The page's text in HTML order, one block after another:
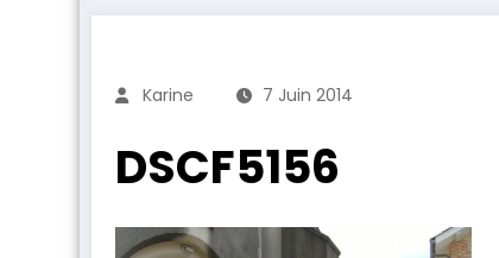
Karine 7 Juin 2014
DSCF5156